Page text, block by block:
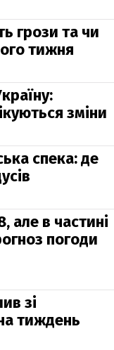
грози та чи
тижня
зміни
спека: де
але в частині
погоди
зі
тиждень